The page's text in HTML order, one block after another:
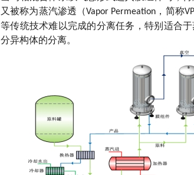
又被称为蒸汽渗透（Vapor Permeation ，简称VP
等传统技术难以完成的分离任务，特别适合
分异构体的分离。